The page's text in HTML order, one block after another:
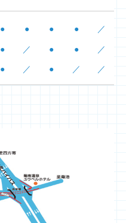
● ● ● ● ／
● ／ ● ●
／
● ／ ● ／ ／